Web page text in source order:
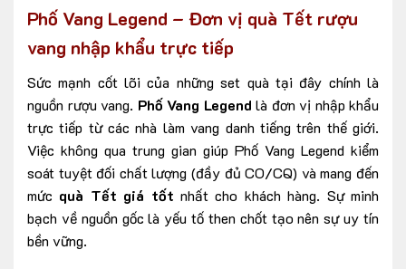
Phố Vang Legend – Đơn vị quà Tết rượu
vang nhập khẩu trực tiếp
Sức mạnh cốt lõi của những set quà tại đây chính là
nguồn rượu vang. Phố Vang Legend là đơn vị nhập khẩu
trực tiếp từ các nhà làm vang danh tiếng trên thế giới.
Việc không qua trung gian giúp Phố Vang Legend kiểm
soát tuyệt đối chất lượng (đầy đủ CO/CQ) và mang đến
mức quà Tết giá tốt nhất cho khách hàng. Sự minh
bạch về nguồn gốc là yếu tố then chốt tạo nên sự uy tín
bền vững.